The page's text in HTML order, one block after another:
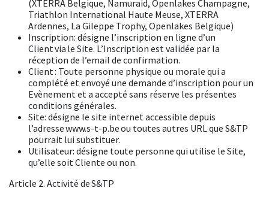
(XTERRA Belgique, Namuraid, Openlakes Champagne,
Triathlon International Haute Meuse, XTERRA
Ardennes, La Gileppe Trophy, Openlakes Belgique)
Inscription: désigne l’inscription en ligne d’un
Client via le Site. L’Inscription est validée par la
réception de l’email de confirmation.
Client : Toute personne physique ou morale qui a
complété et envoyé une demande d’inscription pour un
Evènement et a accepté sans réserve les présentes
conditions générales.
Site: désigne le site internet accessible depuis
l’adressewww.s-t-p.beou toutes autres URL que S&TP
pourrait lui substituer.
Utilisateur: désigne toute personne qui utilise le Site,
qu’elle soit Cliente ou non.
Article 2. Activité de S&TP